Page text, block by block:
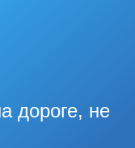
дороге, не